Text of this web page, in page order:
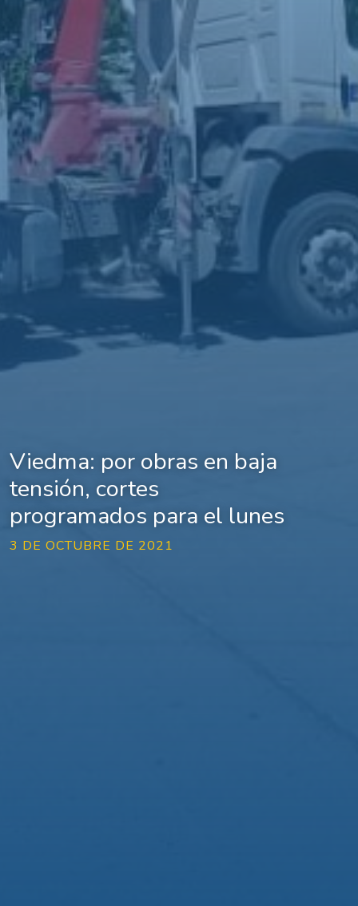
Viedma: por obras en baja
tensión, cortes
programados para el lunes
3 DE OCTUBRE DE 2021